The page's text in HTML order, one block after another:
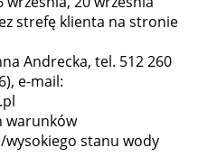
strefę klienta na stronie
Andrecka, tel. 512 260
e-mail:
warunków
stanu wody